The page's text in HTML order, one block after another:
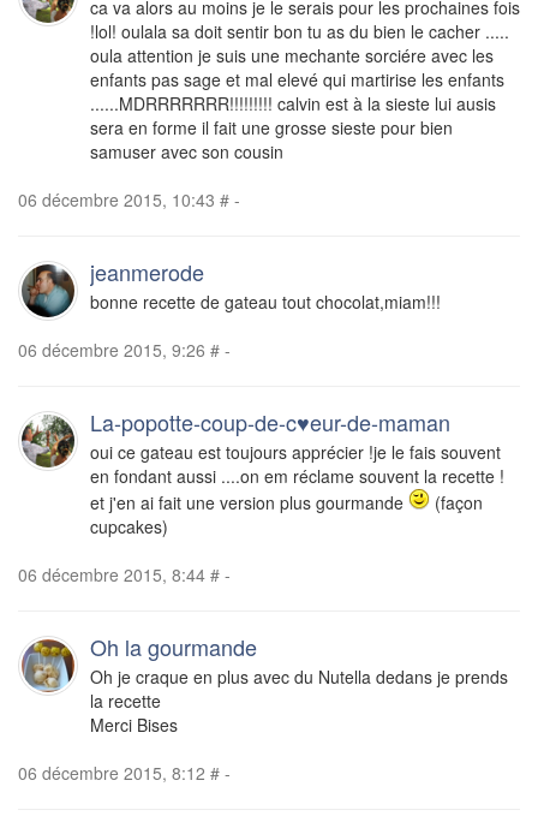
ca va alors au moins je le serais pour les prochaines fois
!lol! oulala sa doit sentir bon tu as du bien le cacher .....
oula attention je suis une mechante sorciére avec les
enfants pas sage et mal elevé qui martirise les enfants
......MDRRRRRRR!!!!!!!!! calvin est à la sieste lui ausis
sera en forme il fait une grosse sieste pour bien
samuser avec son cousin
06 décembre 2015, 10:43 # -
jeanmerode
bonne recette de gateau tout chocolat,miam!!!
06 décembre 2015, 9:26 # -
La-popotte-coup-de-c♥eur-de-maman
oui ce gateau est toujours apprécier !je le fais souvent
en fondant aussi ....on em réclame souvent la recette !
et j'en ai fait une version plus gourmande
(façon
cupcakes)
06 décembre 2015, 8:44 # -
Oh la gourmande
Oh je craque en plus avec du Nutella dedans je prends
la recette
Merci Bises
06 décembre 2015, 8:12 # -